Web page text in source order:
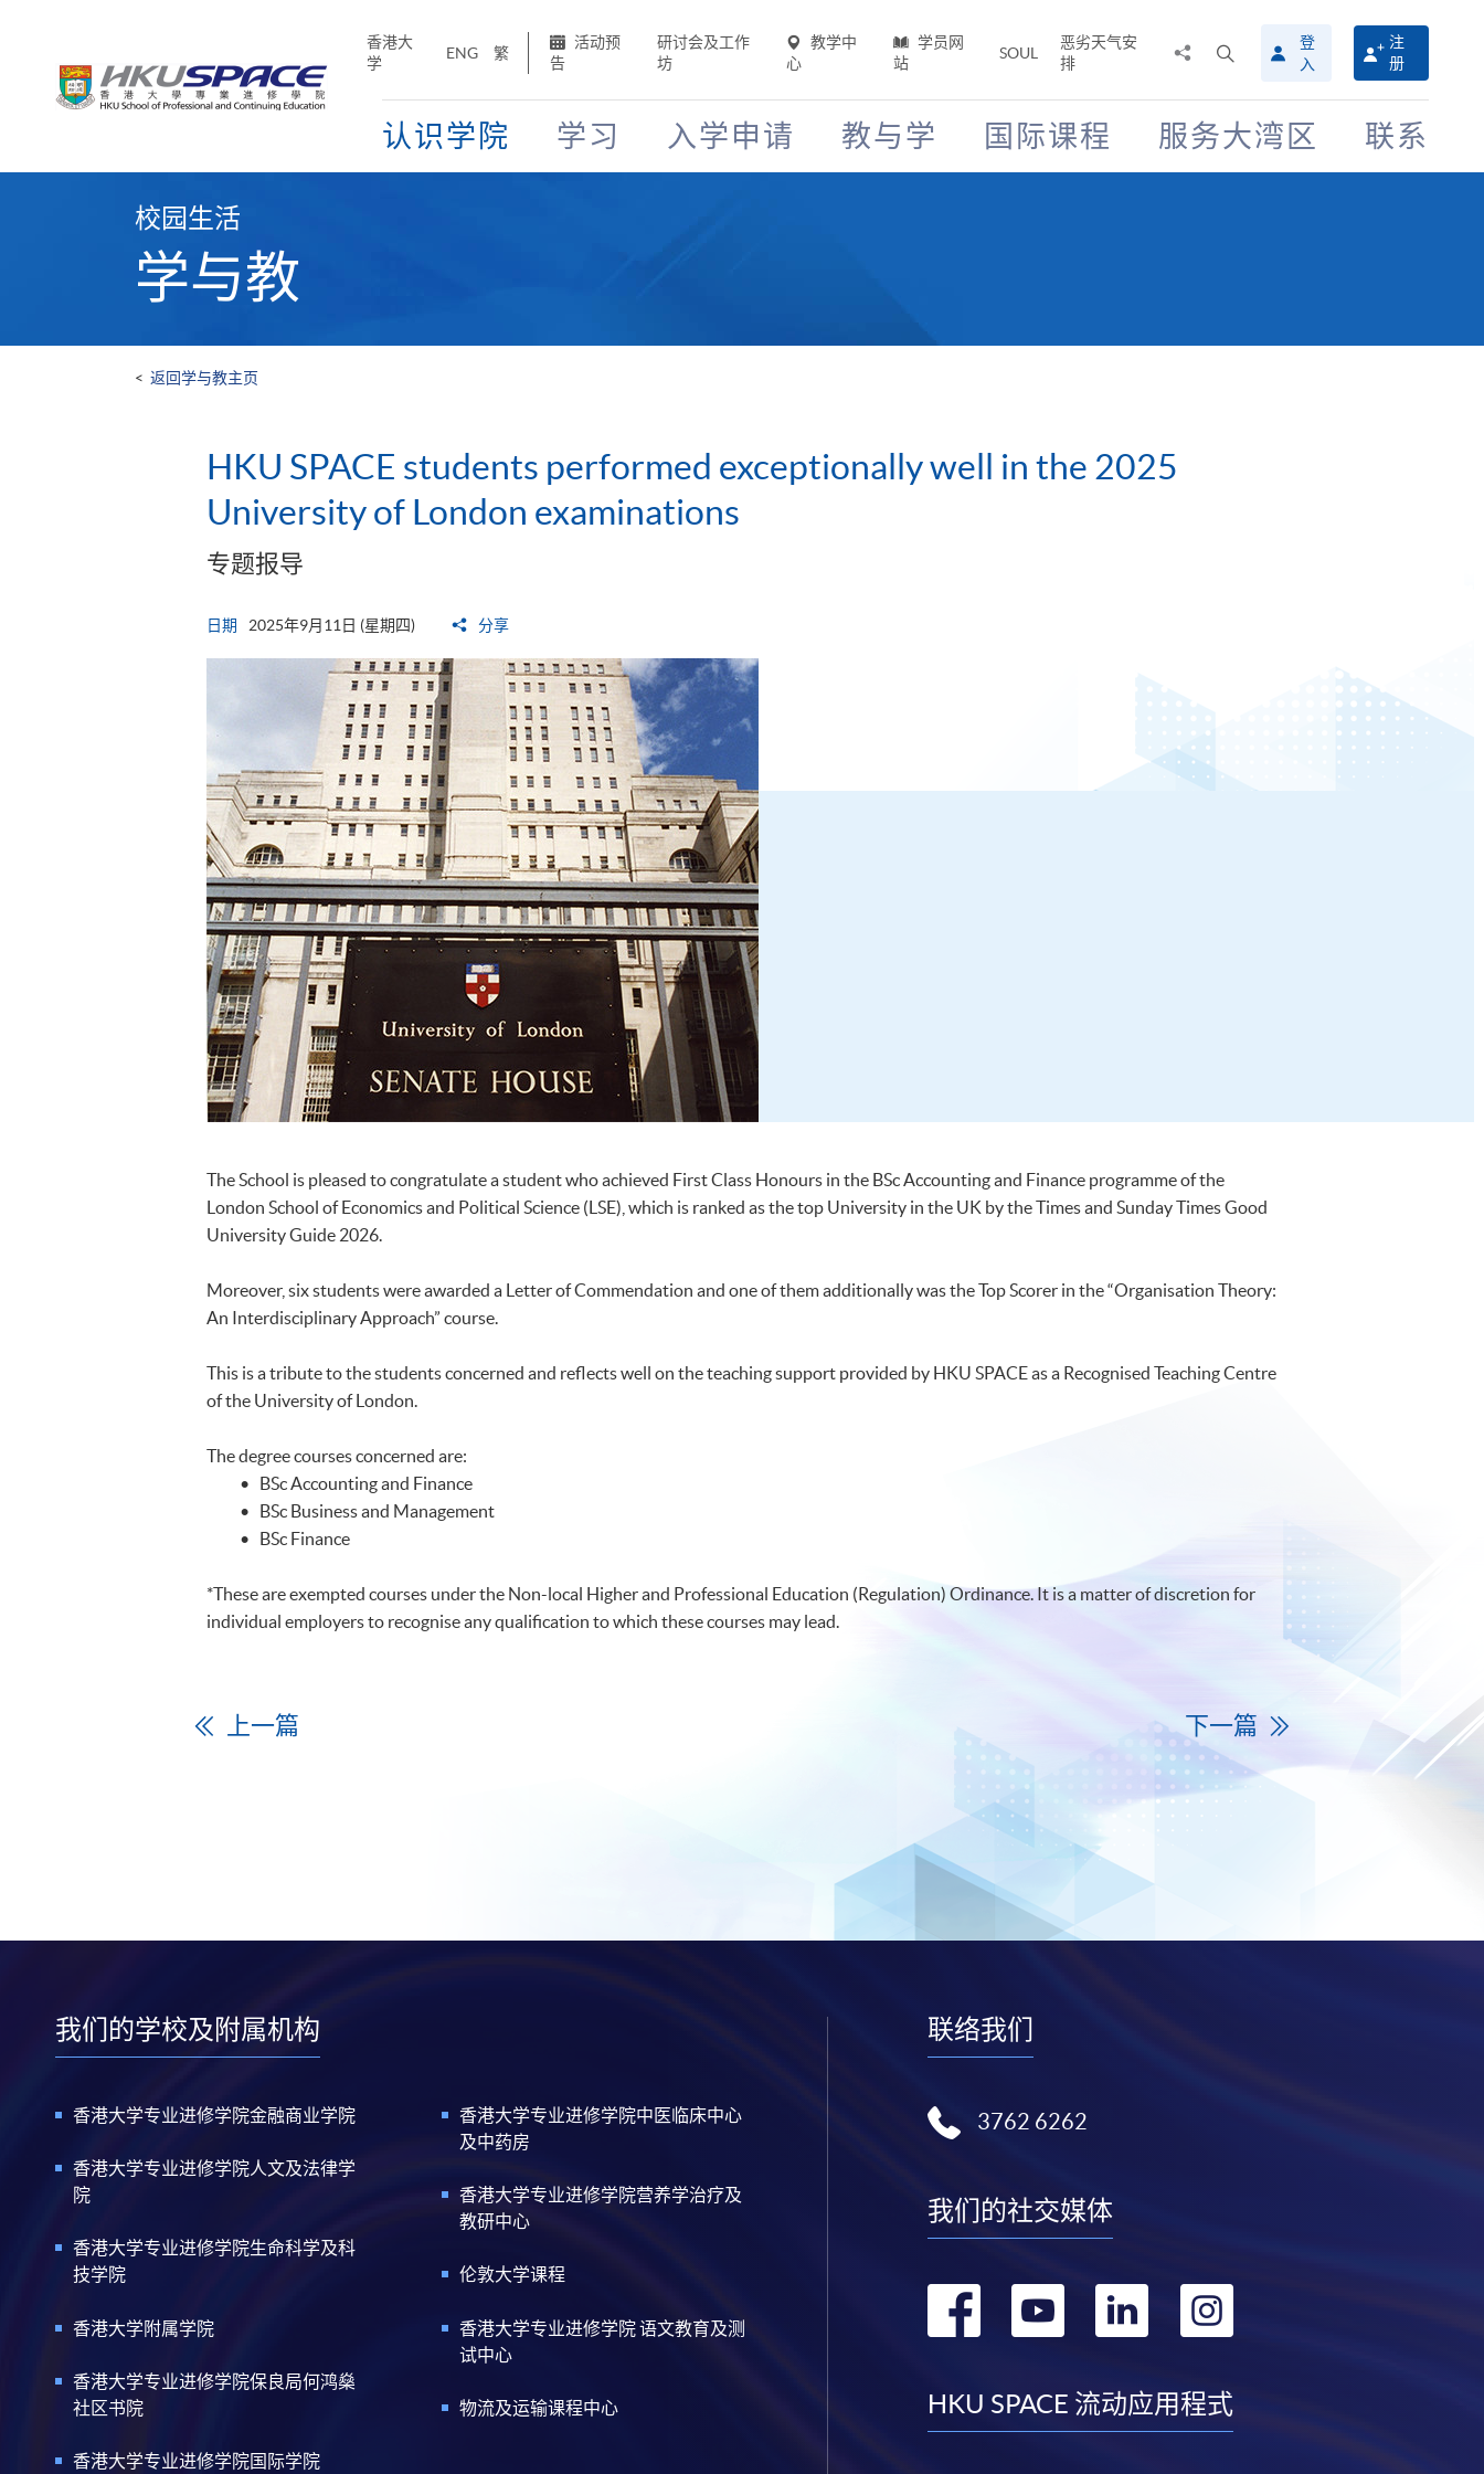
香港大
学
ENG 繁
活动预
告
研讨会及工作
坊
教学中
心
学员网
站
SOUL
恶劣天气安
排
搜
寻
介
面
登
入
注
册
认识学院 学习 入学申请 教与学 国际课程 服务大湾区 联系
校园生活
学与教
< 返回学与教主页
HKU SPACE students performed exceptionally well in the 2025
University of London examinations
专题报导
日期 2025年9月11日 (星期四) 分享
The School is pleased to congratulate a student who achieved First Class Honours in the BSc Accounting and Finance programme of the
London School of Economics and Political Science (LSE), which is ranked as the top University in the UK by the Times and Sunday Times Good
University Guide 2026.
Moreover, six students were awarded a Letter of Commendation and one of them additionally was the Top Scorer in the “Organisation Theory:
An Interdisciplinary Approach” course.
This is a tribute to the students concerned and reflects well on the teaching support provided by HKU SPACE as a Recognised Teaching Centre
of the University of London.
The degree courses concerned are:
• BSc Accounting and Finance
• BSc Business and Management
• BSc Finance
*These are exempted courses under the Non-local Higher and Professional Education (Regulation) Ordinance. It is a matter of discretion for
individual employers to recognise any qualification to which these courses may lead.
上一篇 下一篇
我们的学校及附属机构
香港大学专业进修学院金融商业学院
香港大学专业进修学院人文及法律学
院
香港大学专业进修学院生命科学及科
技学院
香港大学附属学院
香港大学专业进修学院保良局何鸿燊
社区书院
香港大学专业进修学院国际学院
香港大学专业进修学院中医临床中心
及中药房
香港大学专业进修学院营养学治疗及
教研中心
伦敦大学课程
香港大学专业进修学院 语文教育及测
试中心
物流及运输课程中心
联络我们
3762 6262
我们的社交媒体
转
facebook
转
youtube
转
linkedin
转
instagram
HKU SPACE 流动应用程式